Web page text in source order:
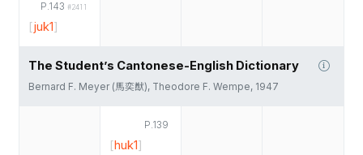
P.143 #2411
[juk1]
The Student’s Cantonese-English Dictionary
Bernard F. Meyer (馬奕猷), Theodore F. Wempe, 1947
P.139
[huk1]